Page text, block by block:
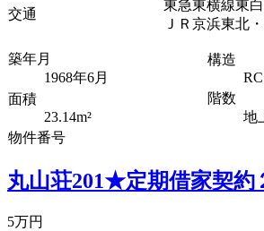
交通
東急東横線東
ＪＲ京浜東北
築年月
1968年6月
構造
RC
面積
23.14m²
階数
地
物件番号
丸山荘201★定期借家契約
5万円